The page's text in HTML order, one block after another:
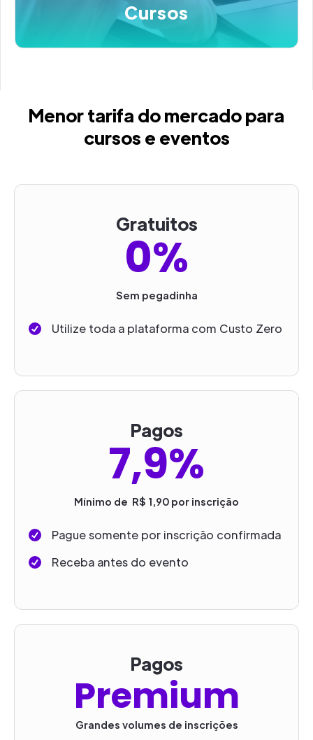
Cursos
Menor tarifa do mercado para
cursos e eventos
Gratuitos
0%
Sem pegadinha
Utilize toda a plataforma com Custo Zero
Pagos
7,9%
Mínimo de R$ 1,90 por inscrição
Pague somente por inscrição confirmada
Receba antes do evento
Pagos
Premium
Grandes volumes de inscrições